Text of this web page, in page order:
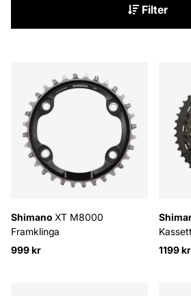
Filter
Shimano XT M8000
Framklinga
999 kr
1199 kr